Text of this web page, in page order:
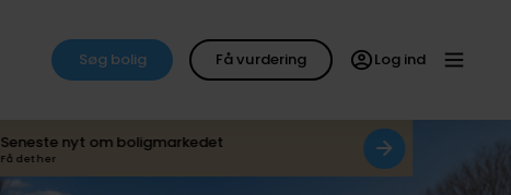
Søg bolig Få vurdering Log ind
Seneste nyt om boligmarkedet
Få det her